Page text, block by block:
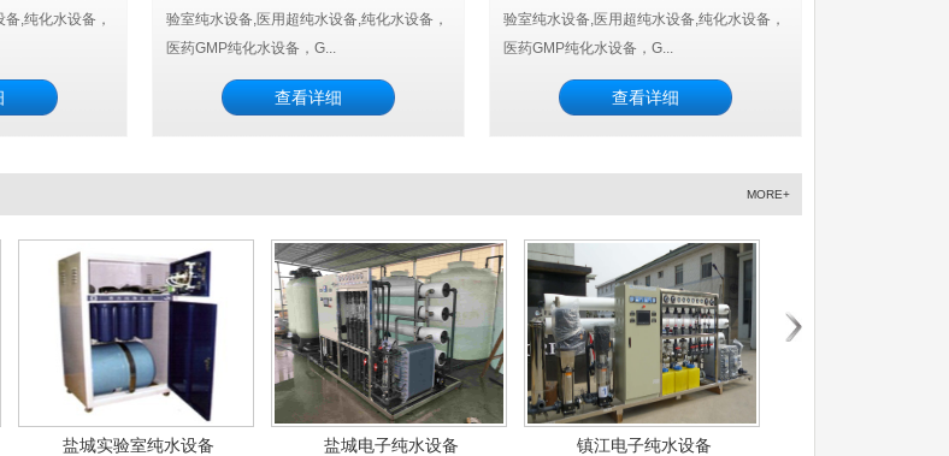
1 2 3
,纯化水设备，
验室纯水设备,医用超纯水设备,纯化水设备，
医药GMP纯化水设备，G...
查看详细
验室纯水设备,医用超纯水设备,纯化水设备，
医药GMP纯化水设备，G...
查看详细
MORE+
盐城电子纯水设备 镇江电子纯水设备 镇江实验室纯水设备